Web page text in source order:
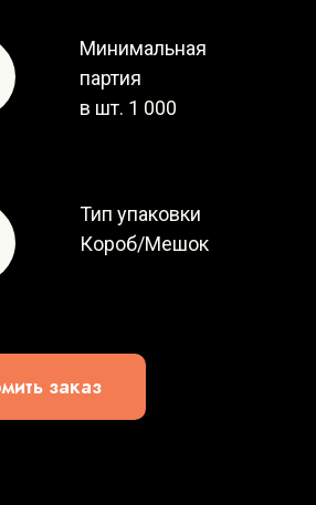
Минимальная
партия
в шт. 1 000
Тип упаковки
Короб/Мешок
заказ